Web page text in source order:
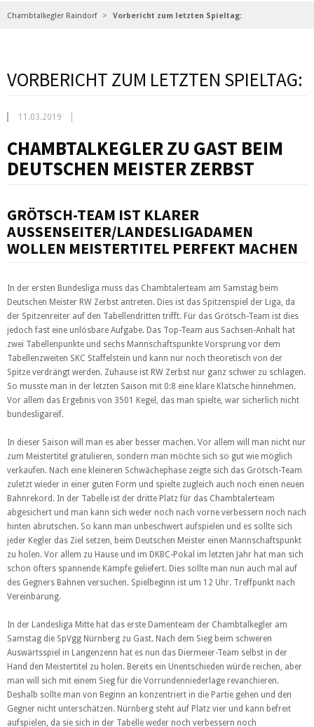
Chambtalkegler Raindorf Vorbericht zum letzten Spieltag:
VORBERICHT ZUM LETZTEN SPIELTAG:
11.03.2019
CHAMBTALKEGLERZU GAST BEIM
DEUTSCHEN MEISTER ZERBST
GRÖTSCH-TEAM IST KLARER
AUSSENSEITER /LANDESLIGADAMEN
WOLLEN MEISTERTITEL PERFEKT MACHEN
In der ersten Bundesliga muss das Chambtalerteam am Samstag beim
Deutschen Meister RW Zerbst antreten. Dies ist das Spitzenspiel der Liga, da
der Spitzenreiter auf den Tabellendritten trifft. Für das Grötsch-Team ist dies
jedoch fast eine unlösbare Aufgabe. Das Top-Team aus Sachsen-Anhalt hat
zwei Tabellenpunkte und sechs Mannschaftspunkte Vorsprung vor dem
Tabellenzweiten SKC Staffelstein und kann nur noch theoretisch von der
Spitze verdrängt werden. Zuhause ist RW Zerbst nur ganz schwer zu schlagen.
So musste man in der letzten Saison mit 0:8 eine klare Klatsche hinnehmen.
Vor allem das Ergebnis von 3501 Kegel, das man spielte, war sicherlich nicht
bundesligareif.
In dieser Saison will man es aber besser machen. Vor allem will man nicht nur
zum Meistertitel gratulieren, sondern man möchte sich so gut wie möglich
verkaufen. Nach eine kleineren Schwächephase zeigte sich das Grötsch-Team
zuletzt wieder in einer guten Form und spielte zugleich auch noch einen neuen
Bahnrekord. In der Tabelle ist der dritte Platz für das Chambtalerteam
abgesichert und man kann sich weder noch nach vorne verbessern noch nach
hinten abrutschen. So kann man unbeschwert aufspielen und es sollte sich
jeder Kegler das Ziel setzen, beim Deutschen Meister einen Mannschaftspunkt
zu holen. Vor allem zu Hause und im DKBC-Pokal im letzten Jahr hat man sich
schon öfters spannende Kämpfe geliefert. Dies sollte man nun auch mal auf
des Gegners Bahnen versuchen. Spielbeginn ist um 12 Uhr. Treffpunkt nach
Vereinbarung.
In der Landesliga Mitte hat das erste Damenteam der Chambtalkegler am
Samstag die SpVgg Nürnberg zu Gast. Nach dem Sieg beim schweren
Auswärtsspiel in Langenzenn hat es nun das Diermeier-Team selbst in der
Hand den Meistertitel zu holen. Bereits ein Unentschieden würde reichen, aber
man will sich mit einem Sieg für die Vorrundenniederlage revanchieren.
Deshalb sollte man von Beginn an konzentriert in die Partie gehen und den
Gegner nicht unterschätzen. Nürnberg steht auf Platz vier und kann befreit
aufspielen, da sie sich in der Tabelle weder noch verbessern noch